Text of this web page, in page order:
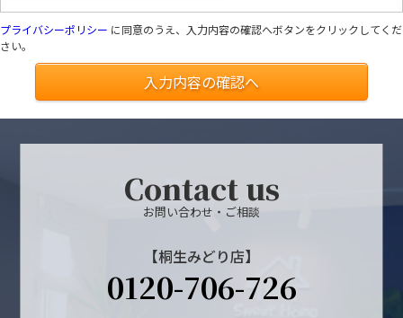
プライバシーポリシー に同意のうえ、入力内容の確認へボタンをクリックしてくだ
さい。
入力内容の確認へ
Contact us
お問い合わせ・ご相談
【桐生みどり店】
0120-706-726